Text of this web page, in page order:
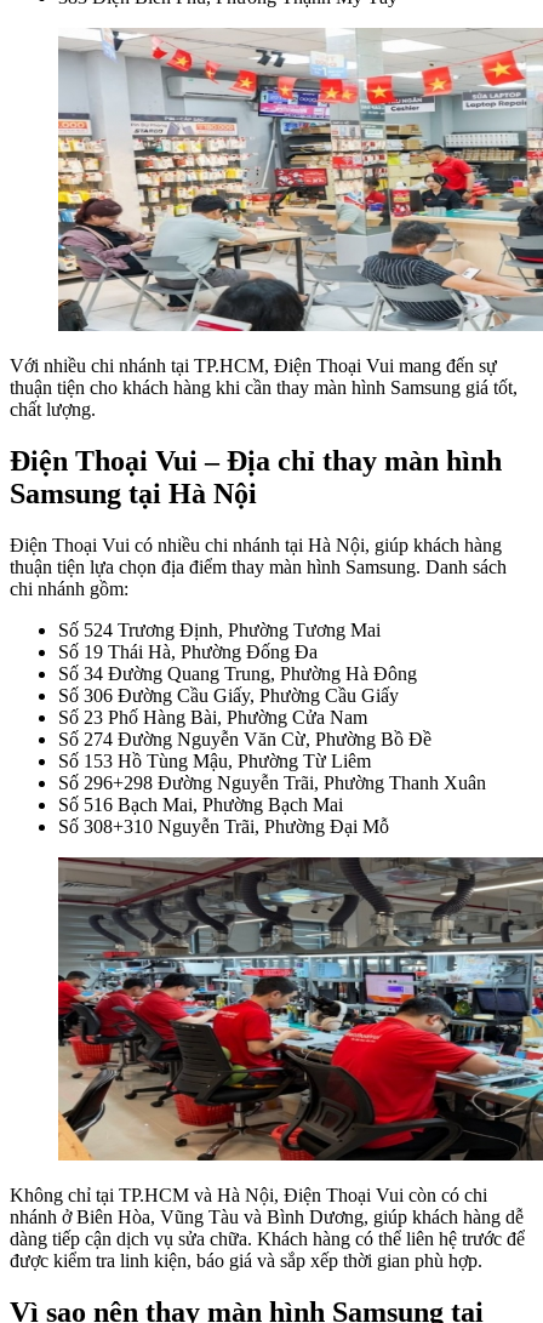
Với nhiều chi nhánh tại TP.HCM, Điện Thoại Vui mang đến sự
thuận tiện cho khách hàng khi cần thay màn hình Samsung giá tốt,
chất lượng.
Điện Thoại Vui – Địa chỉ thay màn hình
Samsung tại Hà Nội
Điện Thoại Vui có nhiều chi nhánh tại Hà Nội, giúp khách hàng
thuận tiện lựa chọn địa điểm thay màn hình Samsung. Danh sách
chi nhánh gồm:
Số 524 Trương Định, Phường Tương Mai
Số 19 Thái Hà, Phường Đống Đa
Số 34 Đường Quang Trung, Phường Hà Đông
Số 306 Đường Cầu Giấy, Phường Cầu Giấy
Số 23 Phố Hàng Bài, Phường Cửa Nam
Số 274 Đường Nguyễn Văn Cừ, Phường Bồ Đề
Số 153 Hồ Tùng Mậu, Phường Từ Liêm
Số 296+298 Đường Nguyễn Trãi, Phường Thanh Xuân
Số 516 Bạch Mai, Phường Bạch Mai
Số 308+310 Nguyễn Trãi, Phường Đại Mỗ
Không chỉ tại TP.HCM và Hà Nội, Điện Thoại Vui còn có chi
nhánh ở Biên Hòa, Vũng Tàu và Bình Dương, giúp khách hàng dễ
dàng tiếp cận dịch vụ sửa chữa. Khách hàng có thể liên hệ trước để
được kiểm tra linh kiện, báo giá và sắp xếp thời gian phù hợp.
Vì sao nên thay màn hình Samsung tại